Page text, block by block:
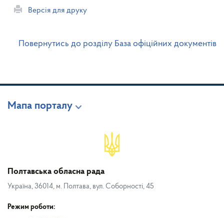
Версія для друку
Повернутись до розділу База офіційних документів
Мапа порталу
Полтавська обласна рада
Україна, 36014, м. Полтава, вул. Соборності, 45
Режим роботи: